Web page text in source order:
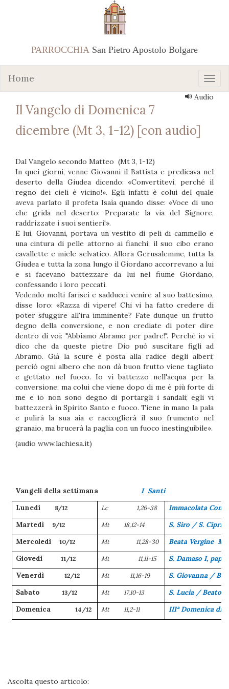
PARROCCHIA San Pietro Apostolo Bolgare
Home
Audio
Il Vangelo di Domenica 7
dicembre (Mt 3, 1-12) [con audio]
Dal Vangelo secondo Matteo (Mt 3, 1-12)
In quei giorni, venne Giovanni il Battista e predicava nel
deserto della Giudea dicendo: «Convertitevi, perché il
regno dei cieli è vicino!». Egli infatti è colui del quale
aveva parlato il profeta Isaìa quando disse: «Voce di uno
che grida nel deserto: Preparate la via del Signore,
raddrizzate i suoi sentieri!».
E lui, Giovanni, portava un vestito di peli di cammello e
una cintura di pelle attorno ai fianchi; il suo cibo erano
cavallette e miele selvatico. Allora Gerusalemme, tutta la
Giudea e tutta la zona lungo il Giordano accorrevano a lui
e si facevano battezzare da lui nel fiume Giordano,
confessando i loro peccati.
Vedendo molti farisei e sadducei venire al suo battesimo,
disse loro: «Razza di vipere! Chi vi ha fatto credere di
poter sfuggire all'ira imminente? Fate dunque un frutto
degno della conversione, e non crediate di poter dire
dentro di voi: "Abbiamo Abramo per padre!". Perché io vi
dico che da queste pietre Dio può suscitare figli ad
Abramo. Già la scure è posta alla radice degli alberi;
perciò ogni albero che non dà buon frutto viene tagliato
e gettato nel fuoco. Io vi battezzo nell'acqua per la
conversione; ma colui che viene dopo di me è più forte di
me e io non sono degno di portargli i sandali; egli vi
battezzerà in Spirito Santo e fuoco. Tiene in mano la pala
e pulirà la sua aia e raccoglierà il suo frumento nel
granaio, ma brucerà la paglia con un fuoco inestinguibile».
(audio www.lachiesa.it)
Vangeli della settimana
I Santi
Lunedì
8/12 Lc 1,26-38
Immacolata
Martedì
9/12 Mt 18,12-14
S. Siro / S.
Mercoledì
10/12 Mt 11,28-30
Beata Vergine
Giovedì
11/12 Mt 11,11-15
S. Damaso I,
Venerdì
12/12 Mt 11,16-19
S. Giovanna /
Sabato
13/12 Mt 17,10-13
S. Lucia / Beato
Domenica
14/12 Mt 11,2-11 IIIª Domenica di
Ascolta questo articolo: